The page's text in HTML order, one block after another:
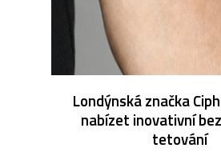
Londýnská značka
nabízet inovativní
tetování